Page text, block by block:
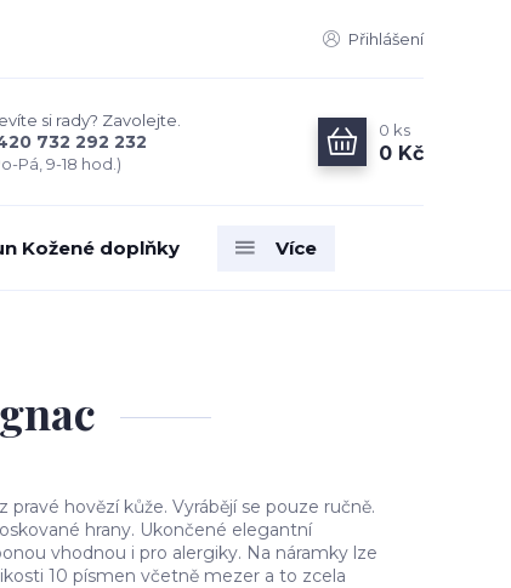
Přihlášení
si rady? Zavolejte.
732 292 232
Pá, 9-18 hod.)
0 ks
0 Kč
Kožené doplňky Více
pravé hovězí kůže. Vyrábějí se pouze ručně.
hrany. Ukončené elegantní
vhodnou i pro alergiky. Na náramky lze
10 písmen včetně mezer a to zcela